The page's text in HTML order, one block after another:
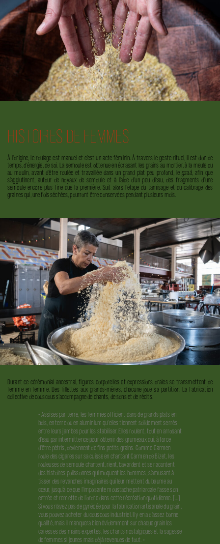
HISTOIRES DE FEMMES
À l'origine, le roulage est manuel et c’est un acte féminin. À travers le geste rituel, il est don de
temps, d’énergie, de soi. La semoule est obtenue en écrasant les grains au mortier, à la meule ou
au moulin, avant d’être roulée et travaillée dans un grand plat peu profond, legsaâ, afin que
s’agglutinent, autour de noyaux de semoule et à l’aide d’un peu d’eau, des fragments d’une
semoule encore plus fine que la première. Suit alors l’étape du tamisage et du calibrage des
graines qui, une fois séchées, pourront être conservées pendant plusieurs mois.
Durant ce cérémonial ancestral, figures corporelles et expressions orales se transmettent de
femme en femme. Des fillettes aux grands-mères, chacune joue sa partition. La fabrication
collective de couscous s’accompagne de chants, de sons et de récits.
« Assises par terre, les femmes officient dans de grands plats en
bois, en terre ou en aluminium qu'elles tiennent solidement serrés
entre leurs jambes pour les stabiliser. Elles roulent, tout en arrosant
d'eau par intermittence pour obtenir des grumeaux qui, à force
d'être pétris, deviennent de fins petits grains. Comme Carmen
roule des cigares sur sa cuisse en chantant Carmen de Bizet, les
rouleuses de semoule chantent, rient, bavardent et se racontent
des histoires polissonnes qui moquent les hommes, s'amusant à
tisser des revanches imaginaires qui leur mettent du baume au
cœur, jusqu'à ce que l'imposante moustache patriarcale fasse son
entrée et remette de l'ordre dans cette récréation quotidienne. […]
Si vous n'avez pas de gynécée pour la fabrication artisanale du grain,
vous pouvez acheter du couscous industriel. Il y en a d'assez bonne
qualité, mais il manquera bien évidemment sur chaque grain les
caresses des mains expertes, les chants nostalgiques et la sagesse
de femmes si jeunes mais déjà revenues de tout. »